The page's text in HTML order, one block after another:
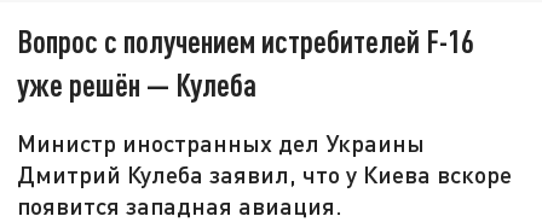
Вопрос с получением истребителей F-16
уже решён — Кулеба
Министр иностранных дел Украины
Дмитрий Кулеба заявил, что у Киева вскоре
появится западная авиация.